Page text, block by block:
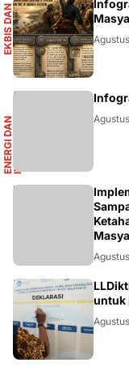
E
K
B
I
S
D
A
N
I
N
F
O
G
R
A
F
IS
E
N
E
R
G
I
D
A
N
I
N
F
R
A
S
T
R
U
K
T
U
DIKBUDRISTEK
untuk